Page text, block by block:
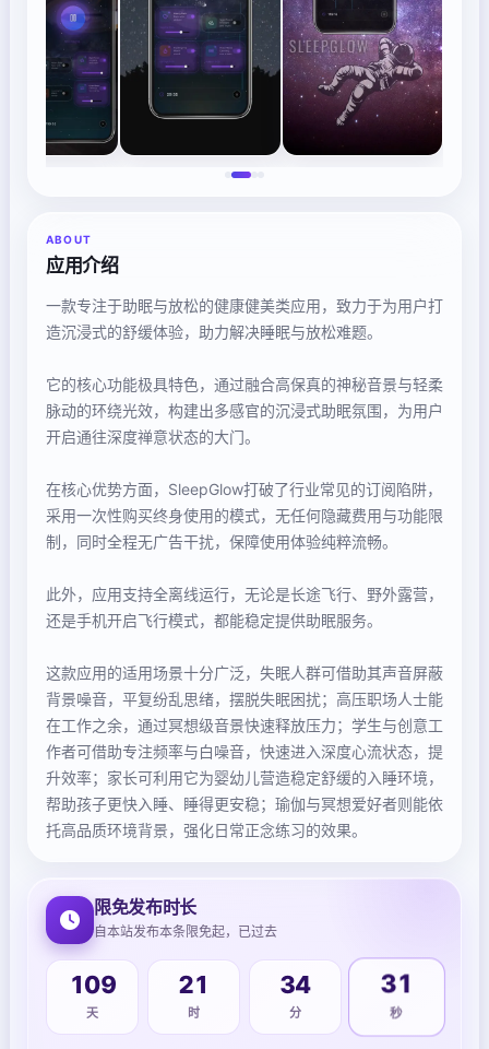
ABOUT
应用介绍
一款专注于助眠与放松的健康健美类应用，致力于为用户打
造沉浸式的舒缓体验，助力解决睡眠与放松难题。
它的核心功能极具特色，通过融合高保真的神秘音景与轻柔
脉动的环绕光效，构建出多感官的沉浸式助眠氛围，为用户
开启通往深度禅意状态的大门。
在核心优势方面，SleepGlow打破了行业常见的订阅陷阱，
采用一次性购买终身使用的模式，无任何隐藏费用与功能限
制，同时全程无广告干扰，保障使用体验纯粹流畅。
此外，应用支持全离线运行，无论是长途飞行、野外露营，
还是手机开启飞行模式，都能稳定提供助眠服务。
这款应用的适用场景十分广泛，失眠人群可借助其声音屏蔽
背景噪音，平复纷乱思绪，摆脱失眠困扰；高压职场人士能
在工作之余，通过冥想级音景快速释放压力；学生与创意工
作者可借助专注频率与白噪音，快速进入深度心流状态，提
升效率；家长可利用它为婴幼儿营造稳定舒缓的入睡环境，
帮助孩子更快入睡、睡得更安稳；瑜伽与冥想爱好者则能依
托高品质环境背景，强化日常正念练习的效果。
限免发布时长
自本站发布本条限免起，已过去
109
天
21
时
34
分
31
秒